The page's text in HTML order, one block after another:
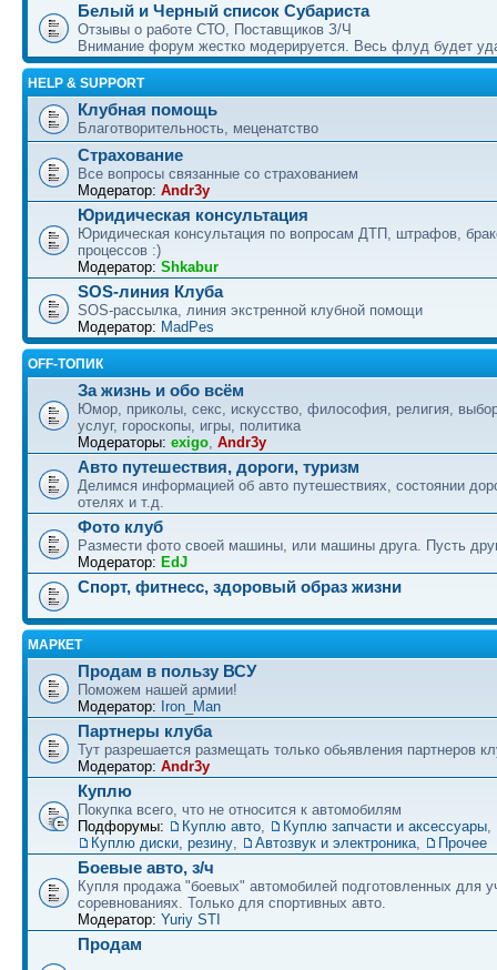
Белый и Черный список Субариста
Отзывы о работе СТО, Поставщиков З/Ч
Внимание форум жестко модерируется. Весь флуд будет
HELP & SUPPORT
Клубная помощь
Благотворительность, меценатство
Страхование
Все вопросы связанные со страхованием
Модератор: Andr3y
Юридическая консультация
Юридическая консультация по вопросам ДТП, штрафов,
процессов :)
Модератор: Shkabur
SOS-линия Клуба
SOS-рассылка, линия экстренной клубной помощи
Модератор: MadPes
OFF-ТОПИК
За жизнь и обо всём
Юмор, приколы, секс, искусство, философия, религия,
услуг, гороскопы, игры, политика
Модераторы: exigo, Andr3y
Авто путешествия, дороги, туризм
Делимся информацией об авто путешествиях, состоянии
отелях и т.д.
Фото клуб
Размести фото своей машины, или машины друга. Пусть
Модератор: EdJ
Спорт, фитнесс, здоровый образ жизни
МАРКЕТ
Продам в пользу ВСУ
Поможем нашей армии!
Модератор: Iron_Man
Партнеры клуба
Тут разрешается размещать только обьявления партнеров
Модератор: Andr3y
Куплю
Покупка всего, что не относится к автомобилям
Подфорумы:
Куплю авто, Куплю запчасти и аксессуары,
Куплю диски, резину, Автозвук и электроника, Прочее
Боевые авто, з/ч
Купля продажа "боевых" автомобилей подготовленных для
соревнованиях. Только для спортивных авто.
Модератор: Yuriy STI
Продам